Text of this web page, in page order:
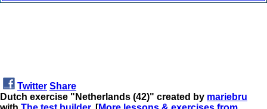
Twitter Share
Dutch exercise "Netherlands (42)" created by mariebru